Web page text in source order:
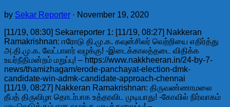
by Sekar Reporter · November 19, 2020
[11/19, 08:30] Sekarreporter 1: [11/19, 08:27] Nakkeran
Ramakrishnan: ஈரோடு தி.மு.க. கவுன்சிலர் வெற்றியை எதிர்த்து
அ.தி.மு.க. வேட்பாளர் வழக்கு! -இடைக்காலத்தடை விதிக்க
உயர்நீதிமன்றம் மறுப்பு! – https://www.nakkheeran.in/24-by-7-
news/thamizhagam/erode-panchayat-election-dmk-
candidate-win-admk-candidate-approach-chennai
[11/19, 08:27] Nakkeran Ramakrishnan: திருவண்ணாமலை
தீபத் திருவிழா தொடர்பாக உத்தரவிட முடியாது! -கோவில் நிர்வாகம்